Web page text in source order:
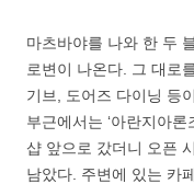
마츠바야를 나와 한 두
로변이 나온다. 그 대로
기브, 도어즈 다이닝 등
부근에서는 ‘아란지아
샵 앞으로 갔더니 오픈
남았다. 주변에 있는 카